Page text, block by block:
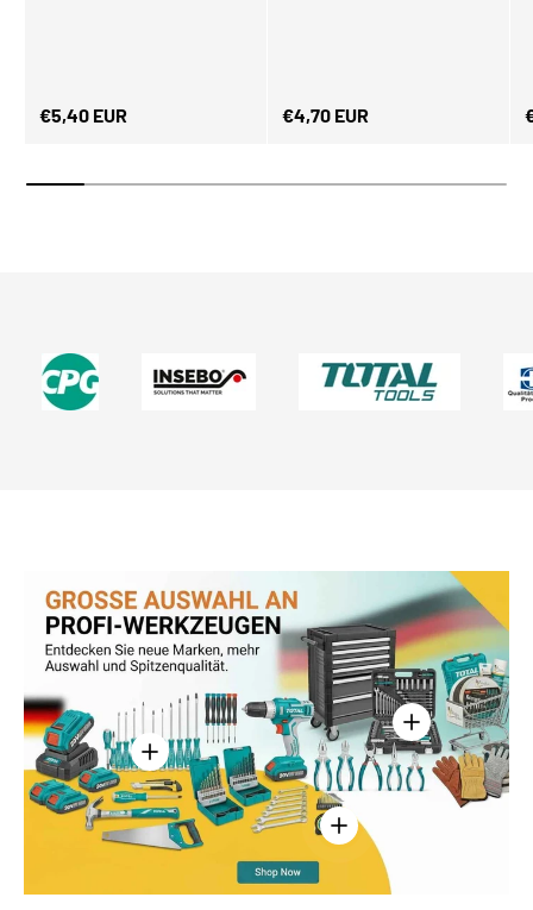
Normaler Preis
€5,40 EUR Normaler Preis
€4,70 EUR
Einzelheiten anzeigen -
Einzelheiten anzeigen -
Einzelheiten